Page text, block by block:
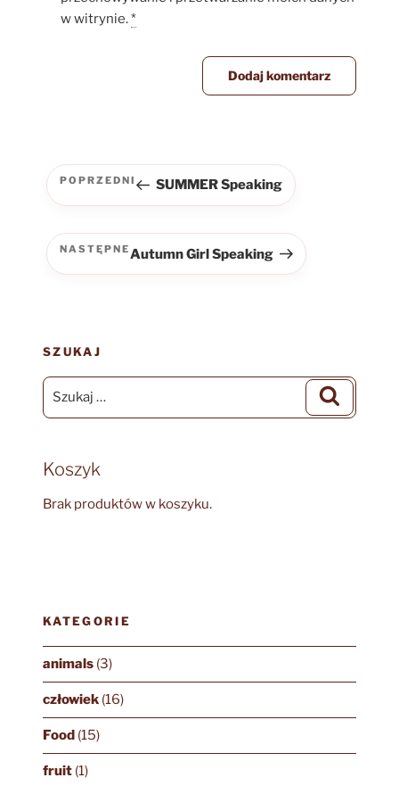
w witrynie.*
wpisu
Poprzedni
POPRZEDNI SUMMER Speaking
Następny
NASTĘPNEAutumn Girl Speaking
SZUKAJ
Szukaj:
Koszyk
Brak produktów w koszyku.
KATEGORIE
animals(3)
człowiek(16)
Food(15)
fruit(1)